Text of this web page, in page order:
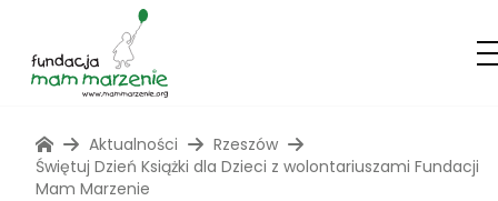
Aktualności
Rzeszów
Świętuj Dzień Książki dla Dzieci z wolontariuszami Fundacji
Mam Marzenie